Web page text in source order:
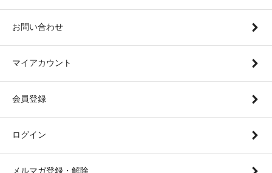
お問い合わせ
マイアカウント
会員登録
ログイン
メルマガ登録・解除